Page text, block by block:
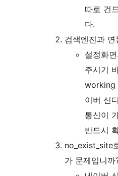
따로 건
다.
검색엔진과
설정화
주시기
working
이버 신
통신이
반드시
no_exist_site
가 문제입니까